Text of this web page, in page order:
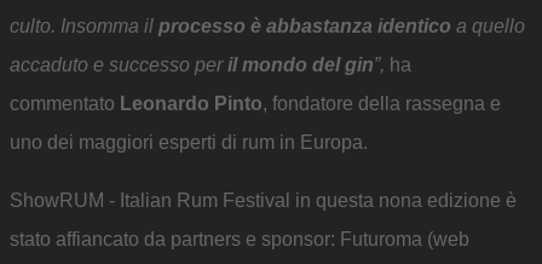
culto. Insomma il processo è abbastanza identico a quello
accaduto e successo peril mondo del gin”, ha
commentato Leonardo Pinto, fondatore della rassegna e
uno dei maggiori esperti di rum in Europa.
ShowRUM - Italian Rum Festival in questa nona edizione è
stato affiancato da partners e sponsor: Futuroma (web